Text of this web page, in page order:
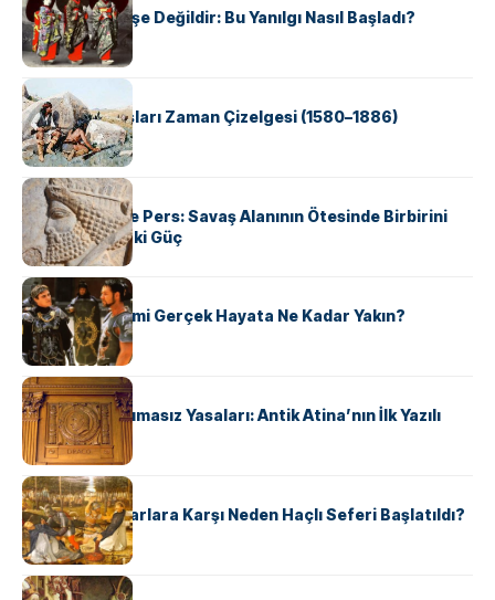
Geyşalar Fahişe Değildir: Bu Yanılgı Nasıl Başladı?
KÜLTÜR
Apache Savaşları Zaman Çizelgesi (1580–1886)
KÜLTÜR
Antik Yunan ve Pers: Savaş Alanının Ötesinde Birbirini
Şekillendiren İki Güç
KÜLTÜR
‘Gladiator’ Filmi Gerçek Hayata Ne Kadar Yakın?
KÜLTÜR
Draco’nun Acımasız Yasaları: Antik Atina’nın İlk Yazılı
Hukuk Kodu
KÜLTÜR
Avrupalı ​​Katharlara Karşı Neden Haçlı Seferi Başlatıldı?
KÜLTÜR